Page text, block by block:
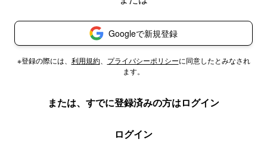
Googleで新規登録
※登録の際には、 利用規約、 プライバシーポリシーに同意したとみなされ
ます。
または、すでに登録済みの方はログイン
ログイン